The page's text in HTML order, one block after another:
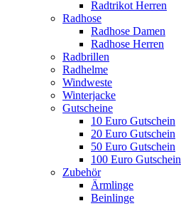
Radtrikot Herren
Radhose
Radhose Damen
Radhose Herren
Radbrillen
Radhelme
Windweste
Winterjacke
Gutscheine
10 Euro Gutschein
20 Euro Gutschein
50 Euro Gutschein
100 Euro Gutschein
Zubehör
Ärmlinge
Beinlinge